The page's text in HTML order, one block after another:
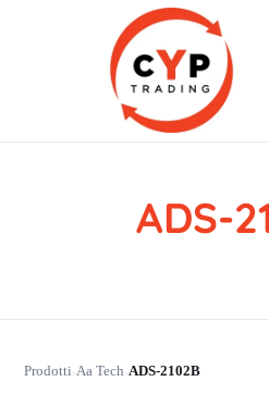
CYP Trading
ADS-
Prodotti›Aa Tech›ADS-2102B